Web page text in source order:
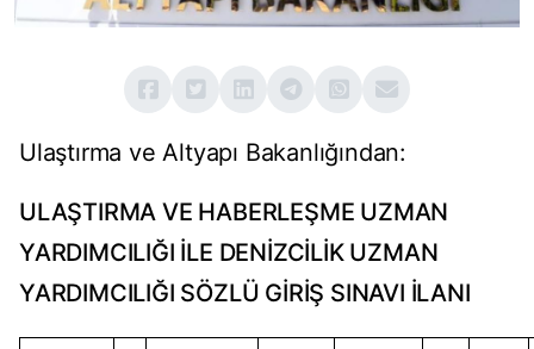
Ulaştırma ve Altyapı Bakanlığından:
ULAŞTIRMA VE HABERLEŞME UZMAN
YARDIMCILIĞI İLE DENİZCİLİK UZMAN
YARDIMCILIĞI SÖZLÜ GİRİŞ SINAVI İLANI